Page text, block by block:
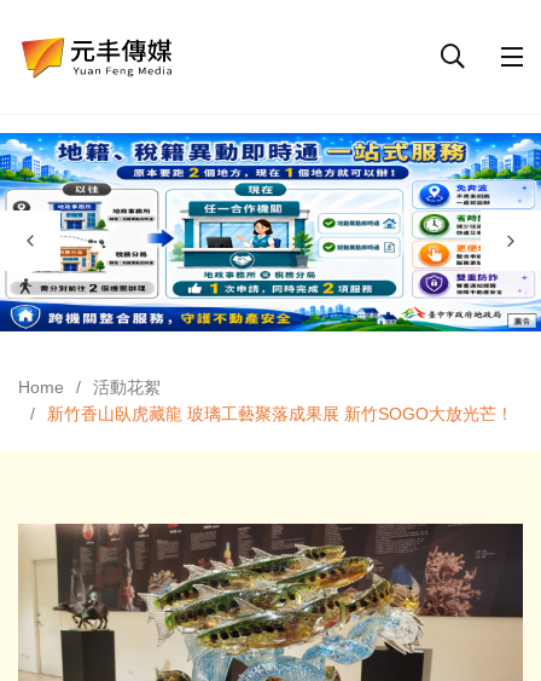
Home
活動花絮
新竹香山臥虎藏龍 玻璃工藝聚落成果展 新竹SOGO大放光芒！